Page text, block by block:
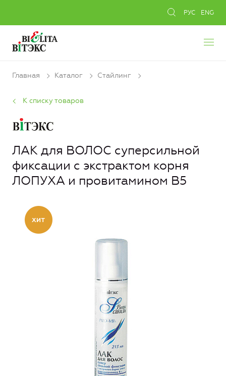
РУС ENG
Главная Каталог Стайлинг
К списку товаров
ЛАК для ВОЛОС суперсильной
фиксации с экстрактом корня
ЛОПУХА и провитамином В5